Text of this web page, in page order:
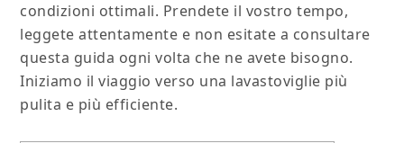
condizioni ottimali. Prendete il vostro tempo,
leggete attentamente e non esitate a consultare
questa guida ogni volta che ne avete bisogno.
Iniziamo il viaggio verso una lavastoviglie più
pulita e più efficiente.